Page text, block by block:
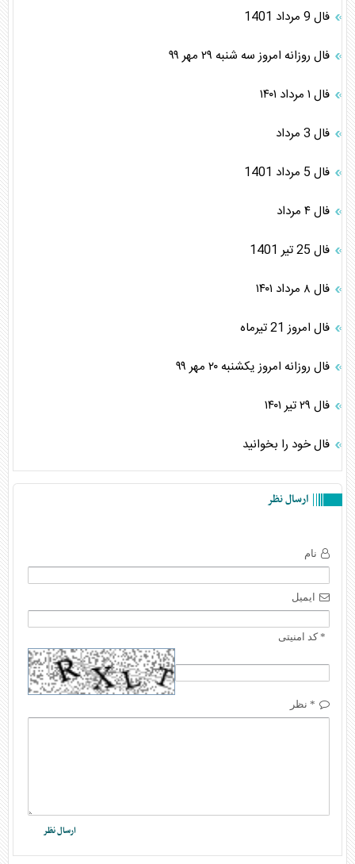
فال 9 مرداد 1401
فال روزانه امروز سه شنبه ۲۹ مهر ۹۹
فال ۱ مرداد ۱۴۰۱
فال 3 مرداد
فال 5 مرداد 1401
فال ۴ مرداد
فال 25 تیر 1401
فال ۸ مرداد ۱۴۰۱
فال امروز 21 تیرماه
فال روزانه امروز یکشنبه ۲۰ مهر ۹۹
فال ۲۹ تیر ۱۴۰۱
فال خود را بخوانید
ارسال نظر
نام
ایمیل
* کد امنیتی
* نظر